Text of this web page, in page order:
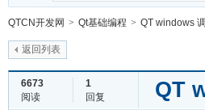
QTCN开发网 > Qt基础编程 > QT windows
返回列表
6673
阅读
1
回复
QT